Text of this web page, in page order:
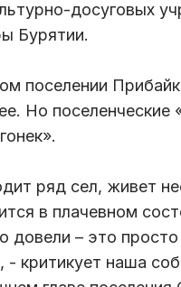
досуговых
Бурятии.
поселении
Но поселенческие
ряд сел, живет
в плачевном
довели – это
- критикует наша